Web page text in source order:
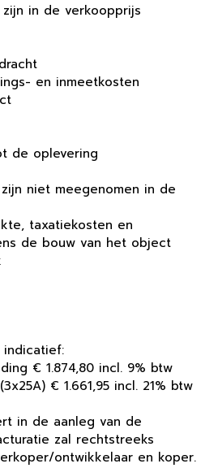
in de verkoopprijs
en inmeetkosten
de oplevering
niet meegenomen in de
taxatiekosten en
de bouw van het object
indicatief:
€ 1.874,80 incl. 9% btw
€ 1.661,95 incl. 21% btw
in de aanleg van de
zal rechtstreeks
ontwikkelaar en koper.